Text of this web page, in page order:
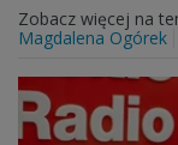
Zobacz więcej na
Magdalena Ogórek